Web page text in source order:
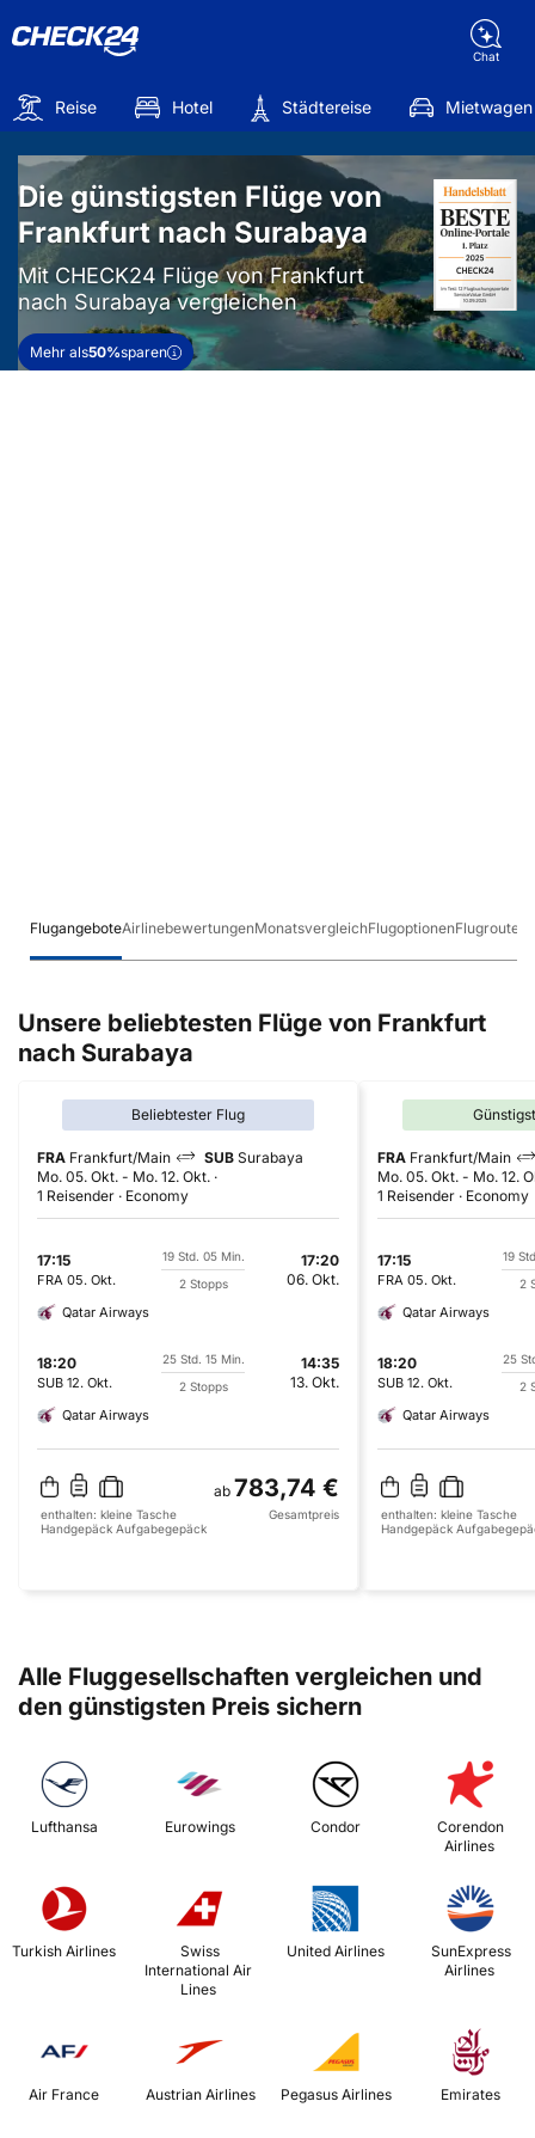
Chat
Reise Hotel Städtereise Mietwagen
Die günstigsten Flüge von
Frankfurt nach Surabaya
Mit CHECK24 Flüge von Frankfurt
nach Surabaya vergleichen
Mehr als50%sparen
FlugangeboteAirlinebewertungenMonatsvergleichFlugoptionenFlugrouten
Unsere beliebtesten Flüge von Frankfurt
nach Surabaya
Beliebtester Flug
FRA Frankfurt/Main SUB Surabaya
Mo. 05. Okt. - Mo. 12. Okt.
1 Reisender
Economy
17:15
FRA 05. Okt.
19 Std. 05 Min.
2 Stopps
17:20
06. Okt.
Qatar Airways
18:20
SUB 12. Okt.
25 Std. 15 Min.
2 Stopps
14:35
13. Okt.
Qatar Airways
ab 783,74 €
enthalten: kleine Tasche
Handgepäck Aufgabegepäck
Gesamtpreis
FRA Frankfurt/Main
Mo. 05. Okt. - Mo. 12.
1 Reisender
Economy
17:15
FRA 05. Okt.
19
2
Qatar Airways
18:20
SUB 12. Okt.
25
2
Qatar Airways
enthalten: kleine Tasche
Handgepäck
Alle Fluggesellschaften vergleichen und
den günstigsten Preis sichern
Lufthansa Eurowings Condor
Corendon
Airlines
Turkish Airlines
International Air
Lines
United Airlines
Airlines
Air France Austrian Airlines Emirates